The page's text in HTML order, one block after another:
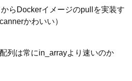
らDockerイメージのpullを実装す
かわいい）
列は常にin_arrayより速いのか